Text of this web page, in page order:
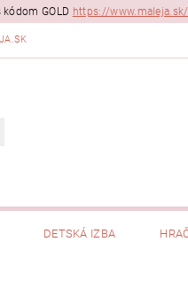
GOLD https://
DETSKÁ IZBA